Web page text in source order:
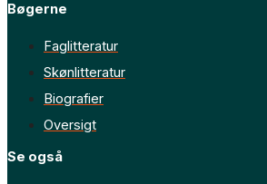
Bøgerne
Faglitteratur
Skønlitteratur
Biografier
Oversigt
Se også